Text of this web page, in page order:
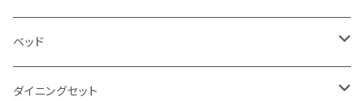
2.5人掛け
2人掛け
ベッド
シングルサイズ以下（フレームのみ）
ダイニングセット